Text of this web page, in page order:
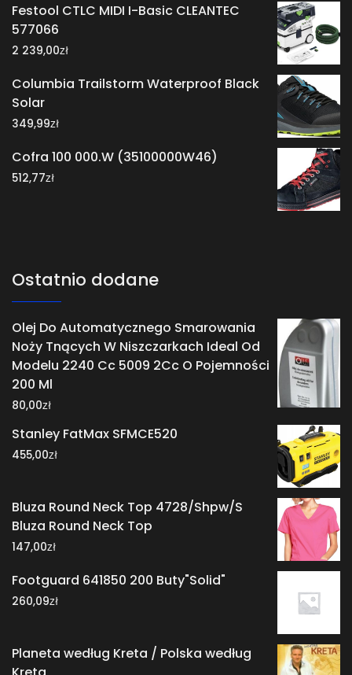
Festool CTLC MIDI I-Basic CLEANTEC
577066
2 239,00zł
Columbia Trailstorm Waterproof Black
Solar
349,99zł
Cofra 100 000.W (35100000W46)
512,77zł
Ostatnio dodane
Olej Do Automatycznego Smarowania
Noży Tnących W Niszczarkach Ideal Od
Modelu 2240 Cc 5009 2Cc O Pojemności
200 Ml
80,00zł
Stanley FatMax SFMCE520
455,00zł
Bluza Round Neck Top 4728/Shpw/S
Bluza Round Neck Top
147,00zł
Footguard 641850 200 Buty"Solid"
260,09zł
Planeta według Kreta / Polska według